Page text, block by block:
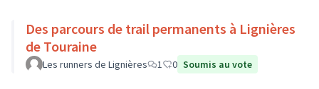
Des parcours de trail permanents à Lignières
de Touraine
Les runners de Lignières 1 0 Soumis au vote